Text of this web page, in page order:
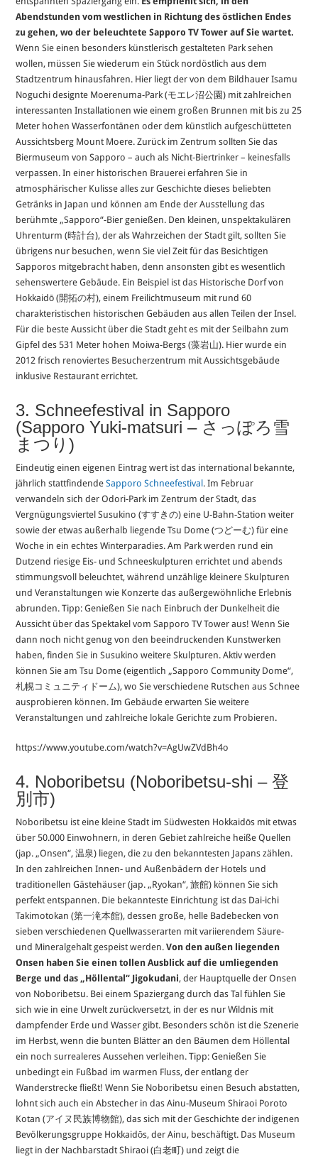
Abendstunden vom westlichen in Richtung des östlichen Endes
zu gehen, wo der beleuchtete Sapporo TV Tower auf Sie wartet.
Wenn Sie einen besonders künstlerisch gestalteten Park sehen
wollen, müssen Sie wiederum ein Stück nordöstlich aus dem
Stadtzentrum hinausfahren. Hier liegt der von dem Bildhauer Isamu
Noguchi designte Moerenuma-Park (モエレ沼公園) mit zahlreichen
interessanten Installationen wie einem großen Brunnen mit bis zu 25
Meter hohen Wasserfontänen oder dem künstlich aufgeschütteten
Aussichtsberg Mount Moere. Zurück im Zentrum sollten Sie das
Biermuseum von Sapporo – auch als Nicht-Biertrinker – keinesfalls
verpassen. In einer historischen Brauerei erfahren Sie in
atmosphärischer Kulisse alles zur Geschichte dieses beliebten
Getränks in Japan und können am Ende der Ausstellung das
berühmte „Sapporo“-Bier genießen. Den kleinen, unspektakulären
Uhrenturm (時計台), der als Wahrzeichen der Stadt gilt, sollten Sie
übrigens nur besuchen, wenn Sie viel Zeit für das Besichtigen
Sapporos mitgebracht haben, denn ansonsten gibt es wesentlich
sehenswertere Gebäude. Ein Beispiel ist das Historische Dorf von
Hokkaidō (開拓の村), einem Freilichtmuseum mit rund 60
charakteristischen historischen Gebäuden aus allen Teilen der Insel.
Für die beste Aussicht über die Stadt geht es mit der Seilbahn zum
Gipfel des 531 Meter hohen Moiwa-Bergs (藻岩山). Hier wurde ein
2012 frisch renoviertes Besucherzentrum mit Aussichtsgebäude
inklusive Restaurant errichtet.
3. Schneefestival in Sapporo
(Sapporo Yuki-matsuri – さっぽろ雪
まつり)
Eindeutig einen eigenen Eintrag wert ist das international bekannte,
jährlich stattfindendeSapporo Schneefestival. Im Februar
verwandeln sich der Odori-Park im Zentrum der Stadt, das
Vergnügungsviertel Susukino (すすきの) eine U-Bahn-Station weiter
sowie der etwas außerhalb liegende Tsu Dome (つどーむ) für eine
Woche in ein echtes Winterparadies. Am Park werden rund ein
Dutzend riesige Eis- und Schneeskulpturen errichtet und abends
stimmungsvoll beleuchtet, während unzählige kleinere Skulpturen
und Veranstaltungen wie Konzerte das außergewöhnliche Erlebnis
abrunden. Tipp: Genießen Sie nach Einbruch der Dunkelheit die
Aussicht über das Spektakel vom Sapporo TV Tower aus! Wenn Sie
dann noch nicht genug von den beeindruckenden Kunstwerken
haben, finden Sie in Susukino weitere Skulpturen. Aktiv werden
können Sie am Tsu Dome (eigentlich „Sapporo Community Dome“,
札幌コミュニティドーム), wo Sie verschiedene Rutschen aus Schnee
ausprobieren können. Im Gebäude erwarten Sie weitere
Veranstaltungen und zahlreiche lokale Gerichte zum Probieren.
https://www.youtube.com/watch?v=AgUwZVdBh4o
4. Noboribetsu (Noboribetsu-shi – 登
別市)
Noboribetsu ist eine kleine Stadt im Südwesten Hokkaidōs mit etwas
über 50.000 Einwohnern, in deren Gebiet zahlreiche heiße Quellen
(jap. „Onsen“, 温泉) liegen, die zu den bekanntesten Japans zählen.
In den zahlreichen Innen- und Außenbädern der Hotels und
traditionellen Gästehäuser (jap. „Ryokan“, 旅館) können Sie sich
perfekt entspannen. Die bekannteste Einrichtung ist das Dai-ichi
Takimotokan (第一滝本館), dessen große, helle Badebecken von
sieben verschiedenen Quellwasserarten mit variierendem Säure-
und Mineralgehalt gespeist werden.Von den außen liegenden
Onsen haben Sie einen tollen Ausblick auf die umliegenden
Berge und das „Höllental“ Jigokudani, der Hauptquelle der Onsen
von Noboribetsu. Bei einem Spaziergang durch das Tal fühlen Sie
sich wie in eine Urwelt zurückversetzt, in der es nur Wildnis mit
dampfender Erde und Wasser gibt. Besonders schön ist die Szenerie
im Herbst, wenn die bunten Blätter an den Bäumen dem Höllental
ein noch surrealeres Aussehen verleihen. Tipp: Genießen Sie
unbedingt ein Fußbad im warmen Fluss, der entlang der
Wanderstrecke fließt! Wenn Sie Noboribetsu einen Besuch abstatten,
lohnt sich auch ein Abstecher in das Ainu-Museum Shiraoi Poroto
Kotan (アイヌ民族博物館), das sich mit der Geschichte der indigenen
Bevölkerungsgruppe Hokkaidōs, der Ainu, beschäftigt. Das Museum
liegt in der Nachbarstadt Shiraoi (白老町) und zeigt die